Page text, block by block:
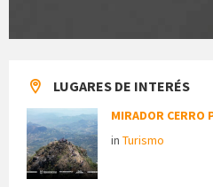
LUGARES DE INTERÉS
MIRADOR CERRO
in Turismo